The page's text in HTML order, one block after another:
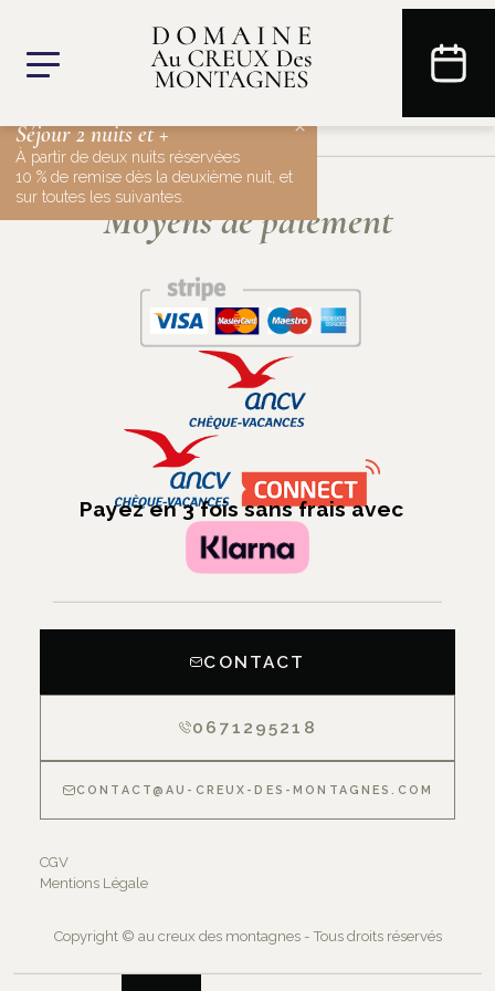
Moyens de paiement
Payez en 3 fois sans frais avec
CONTACT
0671295218
CONTACT@AU-CREUX-DES-MONTAGNES.COM
CGV
Mentions Légale
Copyright © au creux des montagnes - Tous droits réservés
×
Séjour 2 nuits et +
À partir de deux nuits réservées
10 % de remise dès la deuxième nuit, et
sur toutes les suivantes.